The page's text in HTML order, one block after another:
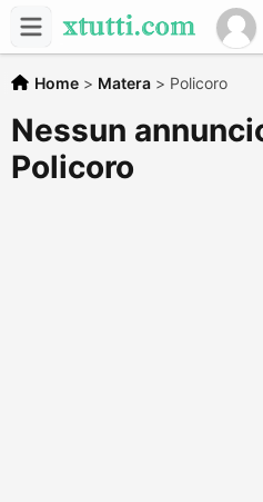
Home > Matera > Policoro
Nessun
Policoro